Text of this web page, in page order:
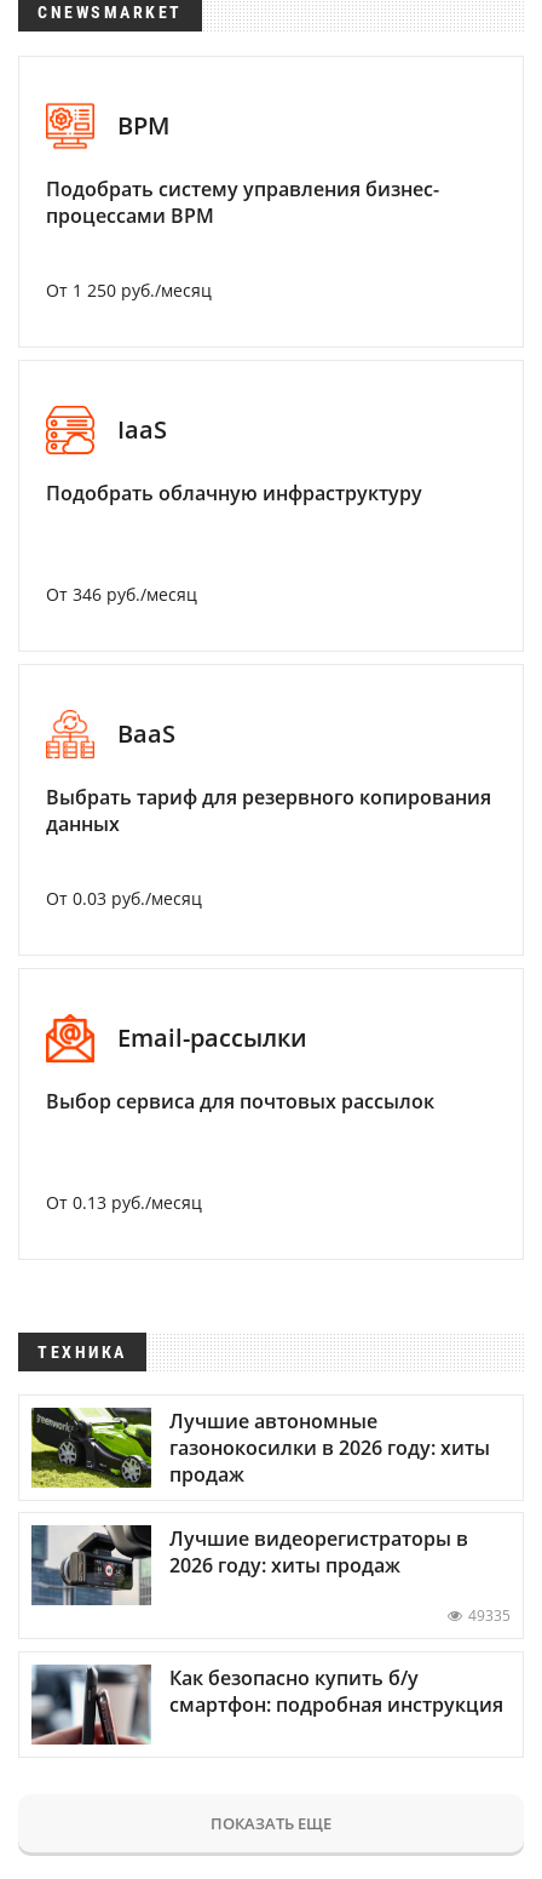
CNEWSMARKET
BPM
Подобрать систему управления бизнес-
процессами BPM
От 1 250 руб./месяц
IaaS
Подобрать облачную инфраструктуру
От 346 руб./месяц
BaaS
Выбрать тариф для резервного копирования
данных
От 0.03 руб./месяц
Email-рассылки
Выбор сервиса для почтовых рассылок
От 0.13 руб./месяц
ТЕХНИКА
Лучшие автономные
газонокосилки в 2026 году: хиты
продаж
Лучшие видеорегистраторы в
2026 году: хиты продаж
49335
Как безопасно купить б/у
смартфон: подробная инструкция
ПОКАЗАТЬ ЕЩЕ